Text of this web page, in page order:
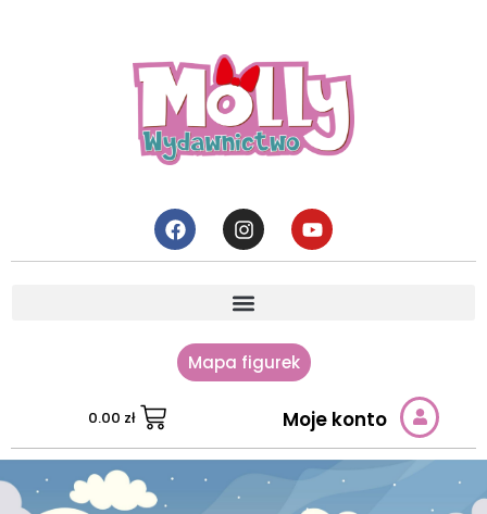
Mapa figurek
0.00 zł Moje konto